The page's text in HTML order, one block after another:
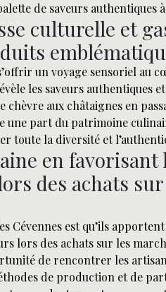
de saveurs authentiques
culturelle et
un voyage sensoriel au
les saveurs authentiques
chèvre aux châtaignes en
part du patrimoine
toute la diversité et
en favorisant
des achats
Cévennes est qu’ils
lors des achats sur les
de rencontrer les
de production et de